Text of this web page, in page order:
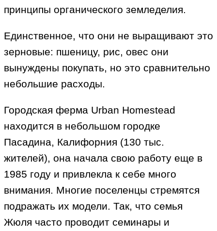
принципы органического земледелия.
Единственное, что они не выращивают это
зерновые: пшеницу, рис, овес они
вынуждены покупать, но это сравнительно
небольшие расходы.
Городская ферма Urban Homestead
находится в небольшом городке
Пасадина, Калифорния (130 тыс.
жителей), она начала свою работу еще в
1985 году и привлекла к себе много
внимания. Многие поселенцы стремятся
подражать их модели. Так, что семья
Жюля часто проводит семинары и